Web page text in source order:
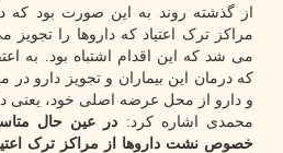
از گذشته روند به این صورت بود که
مراکز ترک اعتیاد که داروها را تجویز
می شد که این اقدام اشتباه بود. به
که درمان این بیماران و تجویز دارو در
و دارو از محل عرضه اصلی خود، یعنی
محمدی اشاره کرد: در عین حال
خصوص نشت داروها از مراکز ترک